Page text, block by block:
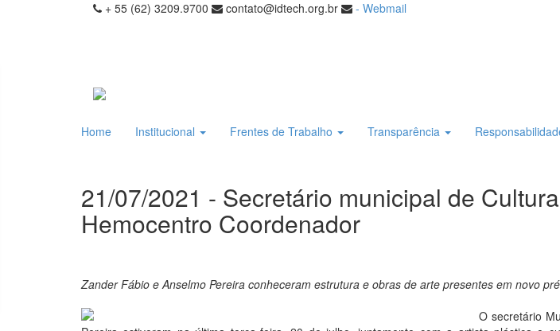
+ 55 (62) 3209.9700 contato@idtech.org.br - Webmail
Home Institucional Frentes de Trabalho Transparência
21/07/2021 - Secretário municipal de
Hemocentro Coordenador
Zander Fábio e Anselmo Pereira conheceram estrutura e obras de arte presentes em novo
O secretário